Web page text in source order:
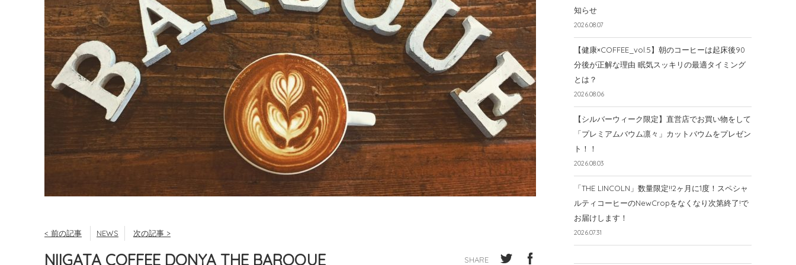
< 前の記事 NEWS 次の記事 >
NIIGATA COFFEE DONYA THE BAROQUE SHARE
知らせ
2026.08.07
【健康×COFFEE_vol.5】朝のコーヒーは起床後90
分後が正解な理由 眠気スッキリの最適タイミング
とは？
2026.08.06
【シルバーウィーク限定】直営店でお買い物をして
「プレミアムバウム凛々」カットバウムをプレゼン
ト！！
2026.08.03
「THE LINCOLN」数量限定!!2ヶ月に1度！スペシャ
ルティコーヒーのNewCropをなくなり次第終了!で
お届けします！
2026.07.31